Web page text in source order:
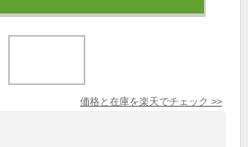
価格と在庫を楽天でチェック >>